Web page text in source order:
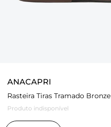
ANACAPRI
Rasteira Tiras Tramado Bronze
Produto indisponível